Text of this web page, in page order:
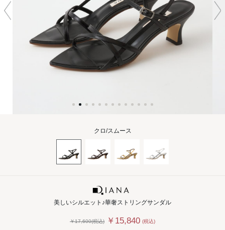
クロ/スムース
美しいシルエット♪華奢ストリングサンダル
￥17,600(税込) ￥15,840 (税込)